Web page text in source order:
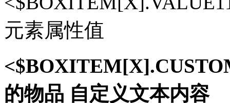
元素属性值
的物品 自定义文本内容